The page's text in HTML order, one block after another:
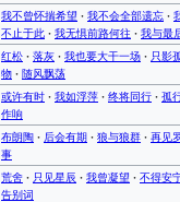
我不曾怀揣希望 · 我不会全部遗忘 ·
不止于此 · 我无惧前路何往 · 我与最
红松 · 落灰 · 我也要大干一场 · 只影
物 · 随风飘荡
或许有时 · 我如浮萍 · 终将同行 · 孤
作响
布朗陶 · 后会有期 · 狼与狼群 · 再见
事
荒舍 · 只见星辰 · 我曾凝望 · 不得安
告别词